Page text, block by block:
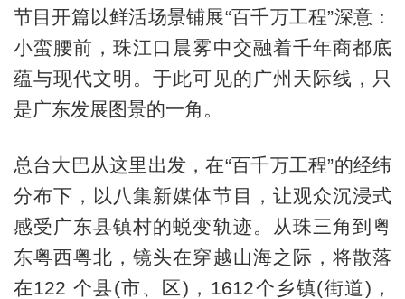
节目开篇以鲜活场景铺展“百千万工程”深意：
小蛮腰前，珠江口晨雾中交融着千年商都底
蕴与现代文明。于此可见的广州天际线，只
是广东发展图景的一角。
总台大巴从这里出发，在“百千万工程”的经纬
分布下，以八集新媒体节目，让观众沉浸式
感受广东县镇村的蜕变轨迹。从珠三角到粤
东粤西粤北，镜头在穿越山海之际，将散落
在122 个县(市、区)，1612个乡镇(街道)，